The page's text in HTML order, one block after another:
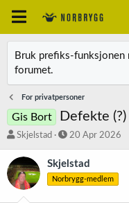
Bruk prefiks-funksjonen
forumet.
For privatpersoner
Gis Bort Defekte
T
å
d
s
Skjelstad
S
a
r
t
20 Apr 2026
Skjelstad
Norbrygg-medlem